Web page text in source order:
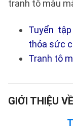
tranh tô màu
Tuyển
thỏa sức
Tranh tô
GIỚI THIỆU